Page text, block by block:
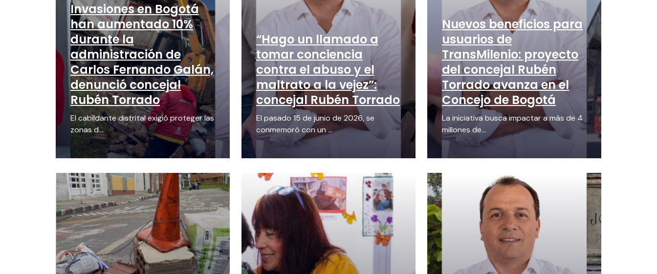
Invasiones en Bogotá
han aumentado 10%
durante la
administración de
Carlos Fernando Galán,
denunció concejal
Rubén Torrado
El cabildante distrital exigió proteger las
zonas d...
“Hago un llamado a
tomar conciencia
contra el abuso y el
maltrato a la vejez”:
concejal Rubén Torrado
El pasado 15 de junio de 2026, se
conmemoró con un ...
Nuevos beneficios para
usuarios de
TransMilenio: proyecto
del concejal Rubén
Torrado avanza en el
Concejo de Bogotá
La iniciativa busca impactar a más de 4
millones de...